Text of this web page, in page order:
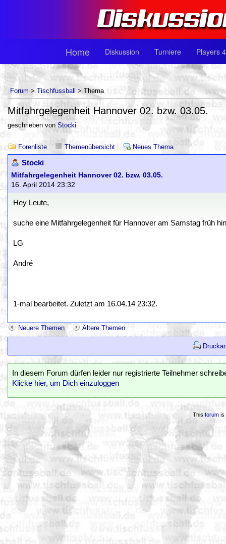
Home Diskussion Turniere Players
Forum > Tischfussball > Thema
Mitfahrgelegenheit Hannover 02. bzw. 03.05.
geschrieben von Stocki
Forenliste Themenübersicht Neues Thema
Stocki
Mitfahrgelegenheit Hannover 02. bzw. 03.05.
16. April 2014 23:32
Hey Leute,
suche eine Mitfahrgelegenheit für Hannover am Samstag früh
LG
André
1-mal bearbeitet. Zuletzt am 16.04.14 23:32.
Neuere Themen Ältere Themen
In diesem Forum dürfen leider nur registrierte Teilnehmer
Klicke hier, um Dich einzuloggen
This forumis